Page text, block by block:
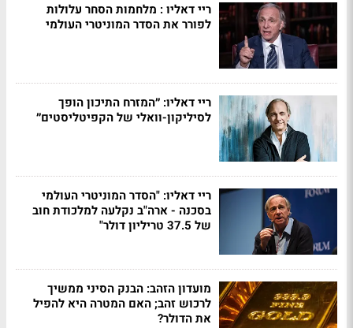
ריי דאליו : מלחמות הסחר עלולות
לפורר את הסדר המוניטרי העולמי
ריי דאליו: ״המזרח התיכון הופך
לסיליקון-וואלי של הקפיטליסטים״
ריי דאליו: "הסדר המוניטרי העולמי
בסכנה - ארה"ב נקלעה למלכודת חוב
של 37.5 טריליון דולר"
מועדון הזהב: הבנק הסיני ממשיך
לרכוש זהב; האם המטרה היא להפיל
את הדולר?